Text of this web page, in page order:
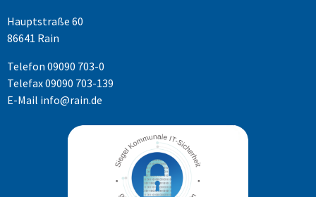
Hauptstraße 60
86641 Rain
Telefon 09090 703-0
Telefax 09090 703-139
E-Mail info@rain.de